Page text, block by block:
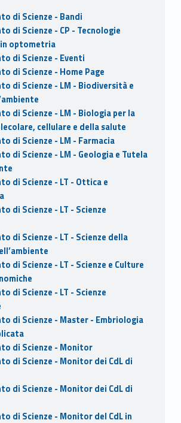
di Scienze - Bandi
di Scienze - CP - Tecnologie
optometria
di Scienze - Eventi
di Scienze - Home Page
di Scienze - LM - Biodiversità e
di Scienze - LM - Biologia per la
cellulare e della salute
di Scienze - LM - Farmacia
di Scienze - LM - Geologia e Tutela
di Scienze - LT - Ottica e
di Scienze - LT - Scienze
di Scienze - LT - Scienze della
di Scienze - LT - Scienze e Culture
di Scienze - LT - Scienze
di Scienze - Master - Embriologia
di Scienze - Monitor
di Scienze - Monitor dei CdL di
di Scienze - Monitor dei CdL di
di Scienze - Monitor del CdL in